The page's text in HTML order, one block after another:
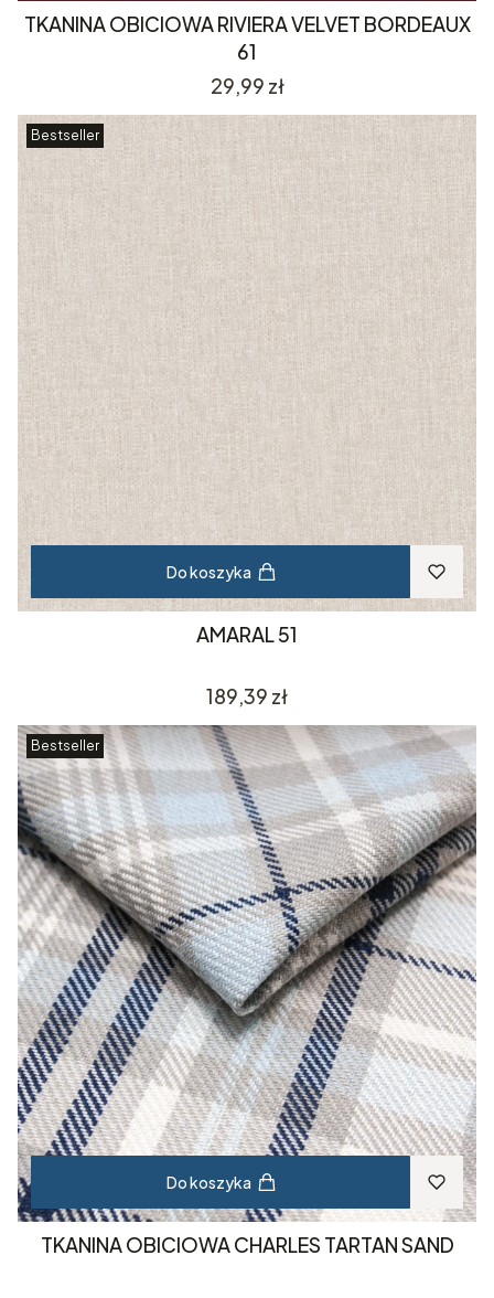
TKANINA OBICIOWA RIVIERA VELVET BORDEAUX
61
Cena
29,99 zł
Bestseller
Do koszyka
AMARAL 51
Cena
189,39 zł
Bestseller
Do koszyka
TKANINA OBICIOWA CHARLES TARTAN SAND